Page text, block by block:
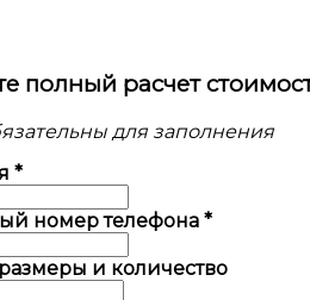
полный расчет
для заполнения
*
номер телефона*
и количество